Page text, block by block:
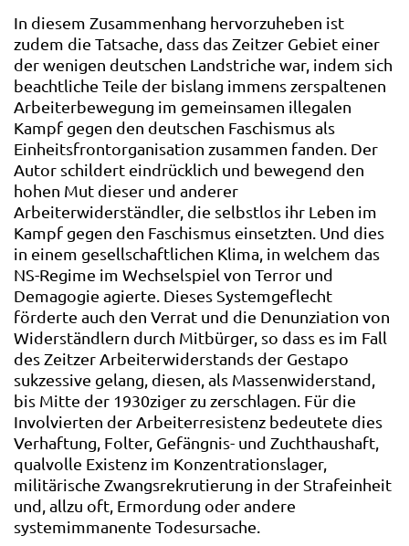
In diesem Zusammenhang hervorzuheben ist
zudem die Tatsache, dass das Zeitzer Gebiet einer
der wenigen deutschen Landstriche war, indem sich
beachtliche Teile der bislang immens zerspaltenen
Arbeiterbewegung im gemeinsamen illegalen
Kampf gegen den deutschen Faschismus als
Einheitsfrontorganisation zusammen fanden. Der
Autor schildert eindrücklich und bewegend den
hohen Mut dieser und anderer
Arbeiterwiderständler, die selbstlos ihr Leben im
Kampf gegen den Faschismus einsetzten. Und dies
in einem gesellschaftlichen Klima, in welchem das
NS-Regime im Wechselspiel von Terror und
Demagogie agierte. Dieses Systemgeflecht
förderte auch den Verrat und die Denunziation von
Widerständlern durch Mitbürger, so dass es im Fall
des Zeitzer Arbeiterwiderstands der Gestapo
sukzessive gelang, diesen, als Massenwiderstand,
bis Mitte der 1930ziger zu zerschlagen. Für die
Involvierten der Arbeiterresistenz bedeutete dies
Verhaftung, Folter, Gefängnis- und Zuchthaushaft,
qualvolle Existenz im Konzentrationslager,
militärische Zwangsrekrutierung in der Strafeinheit
und, allzu oft, Ermordung oder andere
systemimmanente Todesursache.